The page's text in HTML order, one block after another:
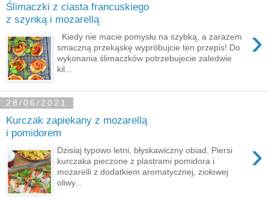
Ślimaczki z ciasta francuskiego
z szynką i mozarellą
›
Kiedy nie macie pomysłu na szybką, a zarazem
smaczną przekąskę wypróbujcie ten przepis! Do
wykonania ślimaczków potrzebujecie zaledwie
kil...
28/06/2021
Kurczak zapiekany z mozarellą
i pomidorem
›
Dzisiaj typowo letni, błyskawiczny obiad. Piersi
kurczaka pieczone z plastrami pomidora i
mozarelli z dodatkiem aromatycznej, ziołowej
oliwy...